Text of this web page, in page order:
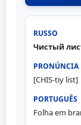
Чистый
[CHIS-tiy list]
Folha em